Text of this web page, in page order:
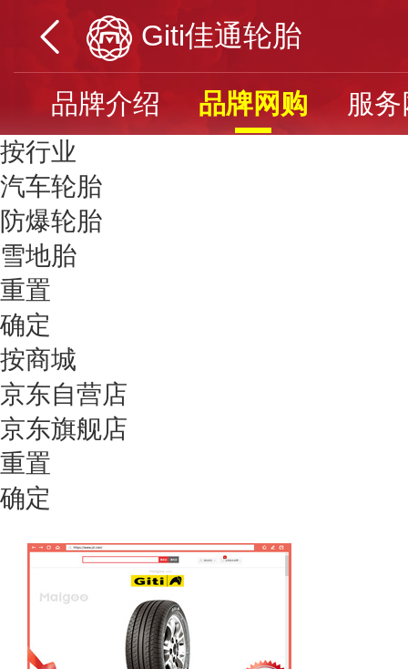
Giti佳通轮胎
品牌介绍 品牌网购 服
按行业
汽车轮胎
防爆轮胎
雪地胎
重置
确定
按商城
京东自营店
京东旗舰店
重置
确定